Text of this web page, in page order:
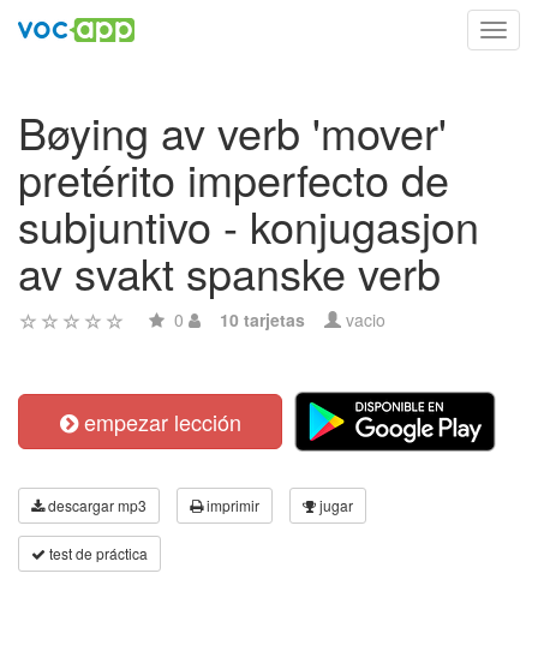
Bøying av verb 'mover'
pretérito imperfecto de
subjuntivo - konjugasjon
av svakt spanske verb
0 10 tarjetas vacio
empezar lección
descargar mp3 imprimir jugar
test de práctica